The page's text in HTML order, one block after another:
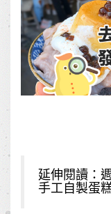
延伸閱讀：
手工自製蛋